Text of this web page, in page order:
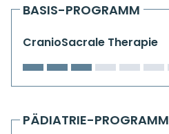
BASIS-PROGRAMM
CranioSacrale Therapie
PÄDIATRIE-PROGRAMM
CranioSacrale Ausbildung
Human Reset Week